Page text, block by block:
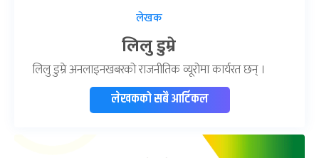
लेखक
लिलु डुम्रे
लिलु डुम्रे अनलाइनखबरको राजनीतिक व्यूरोमा कार्यरत छन् ।
लेखकको सबै आर्टिकल